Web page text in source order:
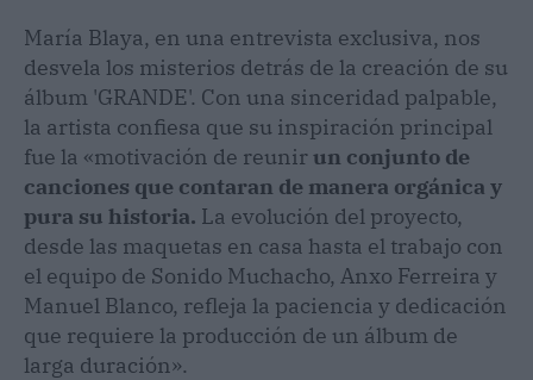
María Blaya, en una entrevista exclusiva, nos
desvela los misterios detrás de la creación de su
álbum 'GRANDE'. Con una sinceridad palpable,
la artista confiesa que su inspiración principal
fue la «motivación de reunirun conjunto de
canciones que contaran de manera orgánica y
pura su historia. La evolución del proyecto,
desde las maquetas en casa hasta el trabajo con
el equipo de Sonido Muchacho, Anxo Ferreira y
Manuel Blanco, refleja la paciencia y dedicación
que requiere la producción de un álbum de
larga duración».